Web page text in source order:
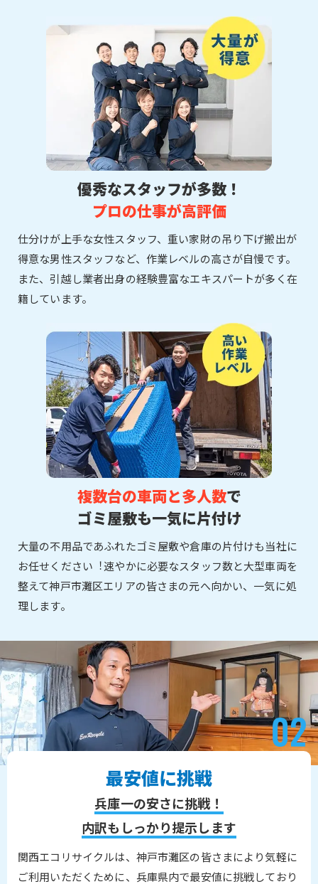
優秀なスタッフが多数！
プロの仕事が高評価
仕分けが上手な女性スタッフ、重い家財の吊り下げ搬出が
得意な男性スタッフなど、作業レベルの高さが自慢です。
また、引越し業者出身の経験豊富なエキスパートが多く在
籍しています。
複数台の車両と多人数で
ゴミ屋敷も一気に片付け
大量の不用品であふれたゴミ屋敷や倉庫の片付けも当社に
お任せください︕速やかに必要なスタッフ数と大型車両を
整えて神戸市灘区エリアの皆さまの元へ向かい、一気に処
理します。
最安値に挑戦
兵庫一の安さに挑戦！
内訳もしっかり提示します
関西エコリサイクルは、神戸市灘区の皆さまにより気軽に
ご利用いただくために、兵庫県内で最安値に挑戦しており